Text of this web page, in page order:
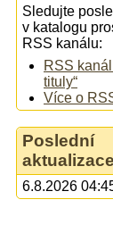
Sledujte
v katalogu
RSS kanálu:
RSS
tituly“
Více o
Poslední
aktualizace
6.8.2026